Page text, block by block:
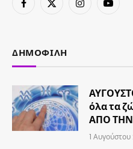
Facebook
X
Instagram
ΔΗΜΟΦΙΛΉ
όλα τα
ΑΠΟ ΤΗΝ
1